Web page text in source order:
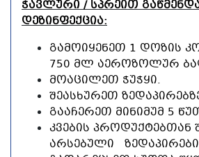
ᲭᲐᲕᲚᲣᲠᲘ / ᲡᲞᲠᲔᲘᲗ
ᲓᲔᲖᲘᲜᲤᲔᲥᲪᲘᲐ:
ᲒᲐᲛᲝᲘᲧᲔᲜᲔᲗ 1 ᲓᲝᲖᲘᲡ
750 ᲛᲚ ᲐᲔᲠᲝᲖᲝᲚᲣᲠ
ᲛᲝᲐᲪᲘᲚᲔᲗ ᲭᲣᲭᲧᲘ.
ᲨᲔᲐᲡᲮᲣᲠᲔᲗ
ᲒᲐᲐᲩᲔᲠᲔᲗ ᲛᲘᲜᲘᲛᲣᲛ 5
ᲙᲕᲔᲑᲘᲡ ᲞᲠᲝᲓᲣᲥᲢᲔᲑᲗᲐᲜ
ᲐᲠᲡᲔᲑᲣᲚᲘ